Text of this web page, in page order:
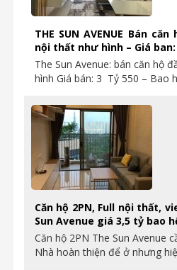
THE SUN AVENUE Bán
nội thất như hình – Giá ban:
The Sun Avenue: bán căn hộ
hình Giá bán: 3 Tỷ 550 – Bao
Căn hộ 2PN, Full nội thất,
Sun Avenue giá 3,5 tỷ bao
Căn hộ 2PN The Sun Avenue
Nhà hoàn thiện để ở nhưng